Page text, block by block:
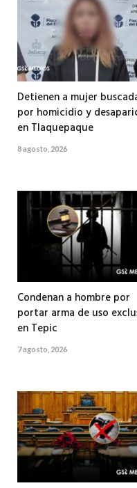
Detienen a mujer
por homicidio y
en Tlaquepaque
8 agosto, 2026
Condenan a hombre por
portar arma de uso
en Tepic
7 agosto, 2026